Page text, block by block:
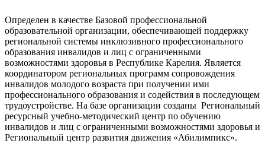
Определен в качестве Базовой профессиональной
образовательной организации, обеспечивающей поддержку
региональной системы инклюзивного профессионального
образования инвалидов и лиц с ограниченными
возможностями здоровья в Республике Карелия. Является
координатором региональных программ сопровождения
инвалидов молодого возраста при получении ими
профессионального образования и содействия в последующем
трудоустройстве. На базе организации созданы Региональный
ресурсный учебно-методический центр по обучению
инвалидов и лиц с ограниченными возможностями здоровья и
Региональный центр развития движения «Абилимпикс».